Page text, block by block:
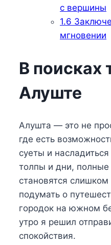
с вершины
1.6
мгновении
В поисках
Алуште
Алушта — это не
где есть
суеты и
толпы и дни,
становятся
подумать о
городок на южном
утро я решил
спокойствия.